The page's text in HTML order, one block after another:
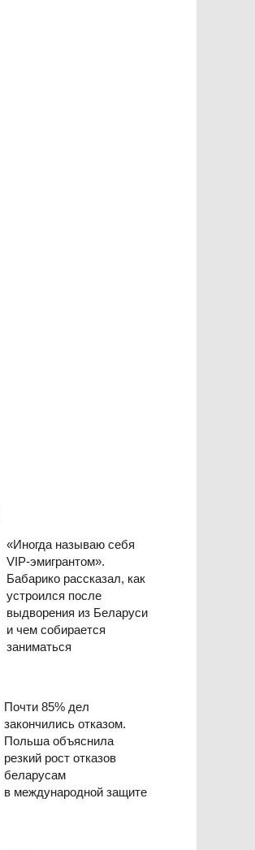
«Иногда называю себя
VIP-эмигрантом».
Бабарико рассказал, как
устроился после
выдворения из Беларуси
и чем собирается
заниматься
Почти 85% дел
закончились отказом.
Польша объяснила
резкий рост отказов
беларусам
в международной защите